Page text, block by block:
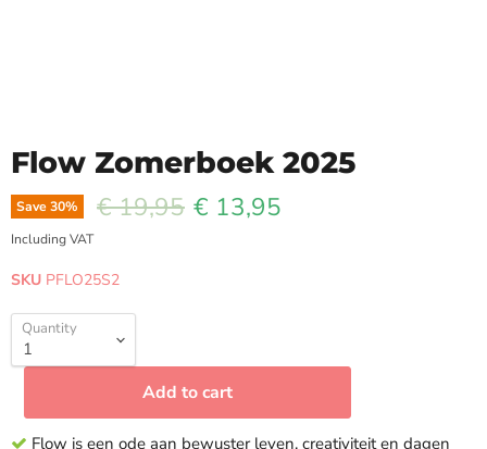
Flow Zomerboek 2025
Save30% Original price
€ 19,95 Current price
€ 13,95
Including VAT
SKU PFLO25S2
Quantity
Add to cart
Flow is een ode aan bewuster leven, creativiteit en dagen